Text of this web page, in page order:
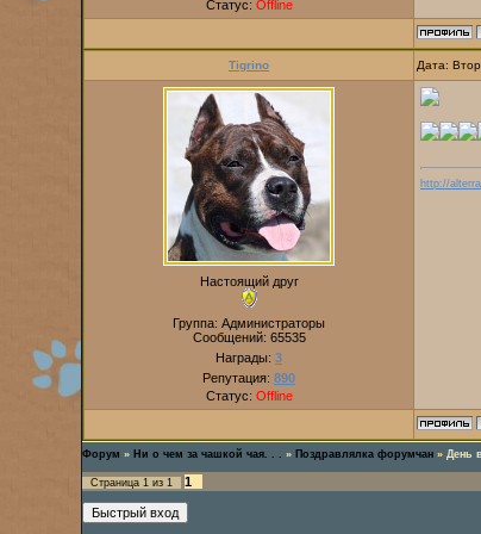
Статус: Offline
Tigrino Дата:
Настоящий друг
Группа: Администраторы
Сообщений: 65535
Награды: 3
Репутация: 890
Статус: Offline
http://
Форум » Ни о чем за чашкой чая. . . » Поздравлялка форумчан » День
Страница 1 из 1 1